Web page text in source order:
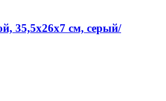
35,5х26х7 см, серый/